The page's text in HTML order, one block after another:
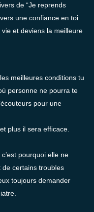
de “Je reprends
une confiance en toi
et deviens la meilleure
meilleures conditions tu
personne ne pourra te
pour une
plus il sera efficace.
pourquoi elle ne
certains troubles
toujours demander